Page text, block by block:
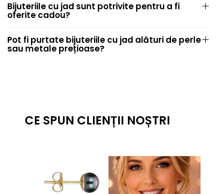
Bijuteriile cu jad sunt potrivite pentru a fi
oferite cadou?
Pot fi purtate bijuteriile cu jad alături de perle
sau metale prețioase?
CE SPUN CLIENȚII NOȘTRI